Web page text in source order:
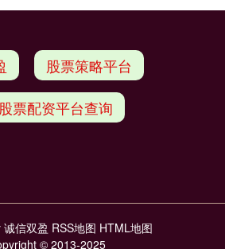
股票策略平台
票配资平台查询
诚信双盈 RSS地图 HTML地图
© 2013-2025